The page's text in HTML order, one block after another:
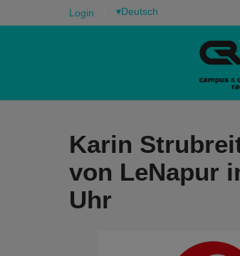
Login ▾
Karin
von LeNapur
Uhr